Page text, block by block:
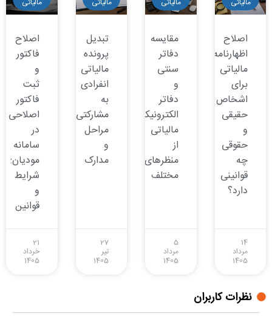
اصلاح
اظهارنامه
مالیاتی
برای
اشخاص
حقیقی
و
حقوقی
چه
قوانینی
دارد؟
14
مرداد
1405
مقایسه
دفاتر
سنتی
و
دفاتر
الکترونیکی
مالیاتی
از
منظرهای
مختلف
5
مرداد
1405
تبدیل
پرونده
مالیاتی
انفرادی
به
مشارکتی:
مراحل
و
مدارک
27
تیر
1405
اصلاح
فاکتور
و
ثبت
فاکتور
اصلاحی
در
سامانه
مودیان:
شرایط
و
قوانین
21
خرداد
1405
نظرات کاربران